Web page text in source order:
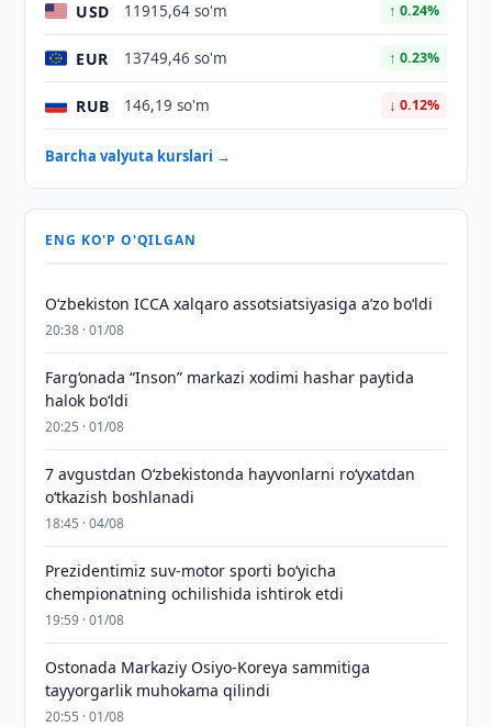
USD 11915,64 so'm ↑ 0.24%
EUR 13749,46 so'm ↑ 0.23%
RUB 146,19 so'm ↓ 0.12%
Barcha valyuta kurslari →
ENG KO'P O'QILGAN
O‘zbekiston ICCA xalqaro assotsiatsiyasiga aʼzo bo‘ldi
20:38 · 01/08
Farg‘onada “Inson” markazi xodimi hashar paytida
halok bo‘ldi
20:25 · 01/08
7 avgustdan O‘zbekistonda hayvonlarni ro‘yxatdan
o‘tkazish boshlanadi
18:45 · 04/08
Prezidentimiz suv-motor sporti bo‘yicha
chempionatning ochilishida ishtirok etdi
19:59 · 01/08
Ostonada Markaziy Osiyo-Koreya sammitiga
tayyorgarlik muhokama qilindi
20:55 · 01/08